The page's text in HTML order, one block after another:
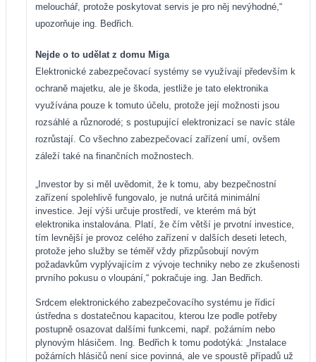
melouchář, protože poskytovat servis je pro něj nevýhodné,“
upozorňuje ing. Bedřich.
Nejde o to udělat z domu Miga
Elektronické zabezpečovací systémy se využívají především k
ochraně majetku, ale je škoda, jestliže je tato elektronika
využívána pouze k tomuto účelu, protože její možnosti jsou
rozsáhlé a různorodé; s postupující elektronizací se navíc stále
rozrůstají. Co všechno zabezpečovací zařízení umí, ovšem
záleží také na finančních možnostech.
„Investor by si měl uvědomit, že k tomu, aby bezpečnostní
zařízení spolehlivě fungovalo, je nutná určitá minimální
investice. Její výši určuje prostředí, ve kterém má být
elektronika instalována. Platí, že čím větší je prvotní investice,
tím levnější je provoz celého zařízení v dalších deseti letech,
protože jeho služby se téměř vždy přizpůsobují novým
požadavkům vyplývajícím z vývoje techniky nebo ze zkušenosti
prvního pokusu o vloupání,“ pokračuje ing. Jan Bedřich.
Srdcem elektronického zabezpečovacího systému je řídicí
ústředna s dostatečnou kapacitou, kterou lze podle potřeby
postupně osazovat dalšími funkcemi, např. požárním nebo
plynovým hlásičem. Ing. Bedřich k tomu podotýká: „Instalace
požárních hlásičů není sice povinná, ale ve spoustě případů už